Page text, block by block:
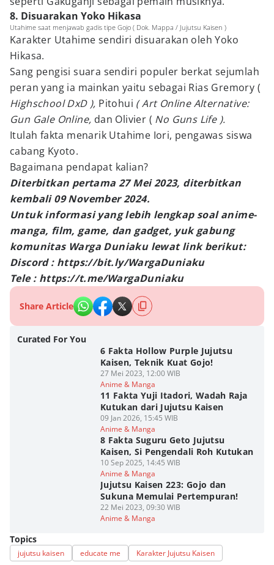
8. Disuarakan Yoko Hikasa
Utahime saat menjawab gadis tipe Gojo ( Dok. Mappa / Jujutsu Kaisen )
Karakter Utahime sendiri disuarakan oleh Yoko
Hikasa.
Sang pengisi suara sendiri populer berkat sejumlah
peran yang ia mainkan yaitu sebagai Rias Gremory (
Highschool DxD ), Pitohui ( Art Online Alternative:
Gun Gale Online, dan Olivier ( No Guns Life ).
Itulah fakta menarik Utahime Iori, pengawas siswa
cabang Kyoto.
Bagaimana pendapat kalian?
Diterbitkan pertama 27 Mei 2023, diterbitkan
kembali 09 November 2024.
Untuk informasi yang lebih lengkap soal anime-
manga, film, game, dan gadget, yuk gabung
komunitas Warga Duniaku lewat link berikut:
Discord : https://bit.ly/WargaDuniaku
Tele : https://t.me/WargaDuniaku
Share Article
Curated For You
6 Fakta Hollow Purple Jujutsu
Kaisen, Teknik Kuat Gojo!
27 Mei 2023, 12:00 WIB
Anime & Manga
11 Fakta Yuji Itadori, Wadah Raja
Kutukan dari Jujutsu Kaisen
09 Jan 2026, 15:45 WIB
Anime & Manga
8 Fakta Suguru Geto Jujutsu
Kaisen, Si Pengendali Roh Kutukan
10 Sep 2025, 14:45 WIB
Anime & Manga
Jujutsu Kaisen 223: Gojo dan
Sukuna Memulai Pertempuran!
22 Mei 2023, 09:30 WIB
Anime & Manga
Topics
jujutsu kaisen educate me Karakter Jujutsu Kaisen